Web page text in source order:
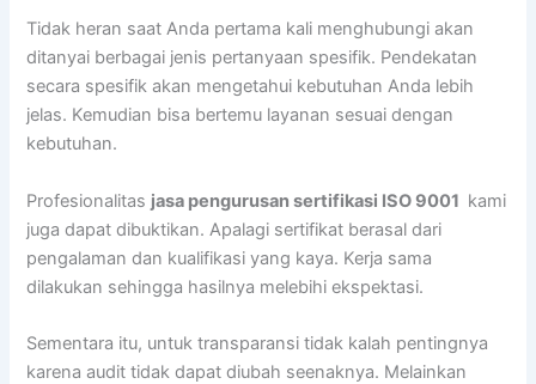
Tidak heran saat Anda pertama kali menghubungi akan
ditanyai berbagai jenis pertanyaan spesifik. Pendekatan
secara spesifik akan mengetahui kebutuhan Anda lebih
jelas. Kemudian bisa bertemu layanan sesuai dengan
kebutuhan.
Profesionalitas jasa pengurusan sertifikasi ISO 9001 kami
juga dapat dibuktikan. Apalagi sertifikat berasal dari
pengalaman dan kualifikasi yang kaya. Kerja sama
dilakukan sehingga hasilnya melebihi ekspektasi.
Sementara itu, untuk transparansi tidak kalah pentingnya
karena audit tidak dapat diubah seenaknya. Melainkan